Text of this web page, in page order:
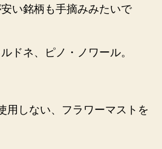
い銘柄も手摘みみたいで
ドネ、ピノ・ノワール。
用しない、フラワーマストを